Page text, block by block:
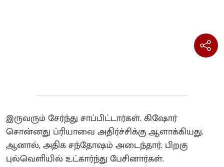
இருவரும் சேர்ந்து சாப்பிட்டார்கள். கிஷோர்
சொன்னது ப்ரியாவை அதிர்ச்சிக்கு ஆளாக்கியது.
ஆனால், அதிக சந்தோஷம் அடைந்தார். பிறகு
புல்வெளியில் உட்கார்ந்து பேசினார்கள்.